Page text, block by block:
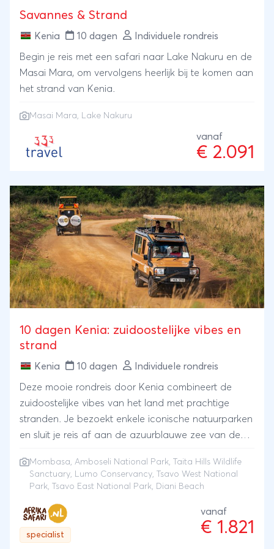
Savannes & Strand
Kenia 10 dagen Individuele rondreis
Begin je reis met een safari naar Lake Nakuru en de
Masai Mara, om vervolgens heerlijk bij te komen aan
het strand van Kenia.
Masai Mara, Lake Nakuru
vanaf
€ 2.091
10 dagen Kenia: zuidoostelijke vibes en
strand
Kenia 10 dagen Individuele rondreis
Deze mooie rondreis door Kenia combineert de
zuidoostelijke vibes van het land met prachtige
stranden. Je bezoekt enkele iconische natuurparken
en sluit je reis af aan de azuurblauwe zee van de
prachtige stranden ten noorden van Mombasa, de
oudste stad van Kenia. Vandaar reis je naar de
Taita Hills Wildlife Sanctuary en Lumo Conservancy.
Dit laatste park staat onder andere bekend om de
Mombasa, Amboseli National Park, Taita Hills Wildlife
Sanctuary, Lumo Conservancy, Tsavo West National
Park, Tsavo East National Park, Diani Beach
specialist
vanaf
€ 1.821